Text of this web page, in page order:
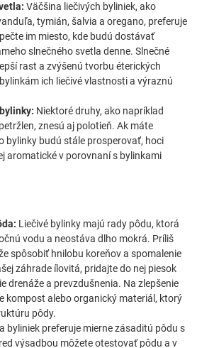
Väčšina liečivých byliniek, ako
tymián, šalvia a oregano, preferuje
im miesto, kde budú dostávať
slnečného svetla denne. Slnečné
rast a zvýšenú tvorbu éterických
ich liečivé vlastnosti a výraznú
Niektoré druhy, ako napríklad
znesú aj polotieň. Ak máte
bylinky budú stále prosperovať, hoci
aromatické v porovnaní s bylinkami
Liečivé bylinky majú rady pôdu, ktorá
vodu a neostáva dlho mokrá. Príliš
spôsobiť hnilobu koreňov a spomalenie
záhrade ílovitá, pridajte do nej piesok
drenáže a prevzdušnenia. Na zlepšenie
kompost alebo organický materiál, ktorý
pôdy.
byliniek preferuje mierne zásaditú pôdu s
výsadbou môžete otestovať pôdu a v